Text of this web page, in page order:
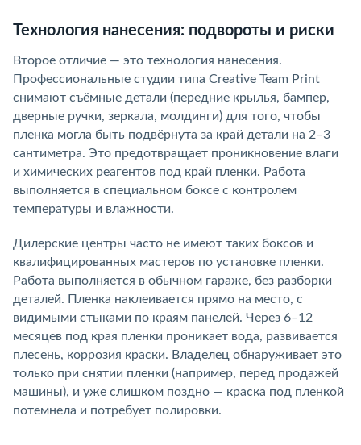
Технология нанесения: подвороты и риски
Второе отличие — это технология нанесения.
Профессиональные студии типа Creative Team Print
снимают съёмные детали (передние крылья, бампер,
дверные ручки, зеркала, молдинги) для того, чтобы
пленка могла быть подвёрнута за край детали на 2–3
сантиметра. Это предотвращает проникновение влаги
и химических реагентов под край пленки. Работа
выполняется в специальном боксе с контролем
температуры и влажности.
Дилерские центры часто не имеют таких боксов и
квалифицированных мастеров по установке пленки.
Работа выполняется в обычном гараже, без разборки
деталей. Пленка наклеивается прямо на место, с
видимыми стыками по краям панелей. Через 6–12
месяцев под края пленки проникает вода, развивается
плесень, коррозия краски. Владелец обнаруживает это
только при снятии пленки (например, перед продажей
машины), и уже слишком поздно — краска под пленкой
потемнела и потребует полировки.